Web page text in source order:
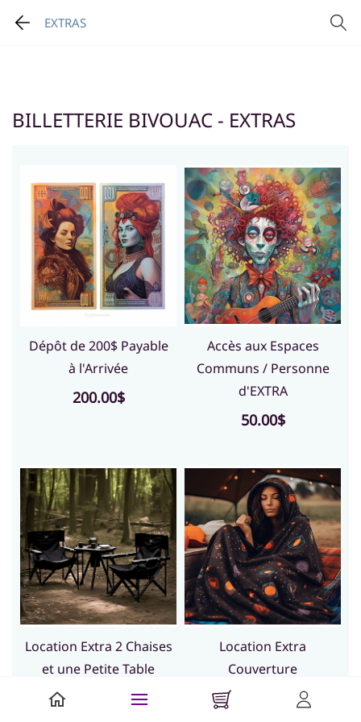
EXTRAS
BILLETTERIE BIVOUAC - EXTRAS
Dépôt de 200$ Payable
à l'Arrivée
200.00$
Accès aux Espaces
Communs / Personne
d'EXTRA
50.00$
Location Extra 2 Chaises
et une Petite Table
Location Extra
Couverture